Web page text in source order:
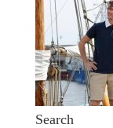
Search